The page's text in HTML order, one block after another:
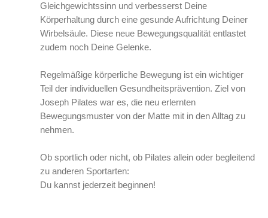
Gleichgewichtssinn und verbesserst Deine
Körperhaltung durch eine gesunde Aufrichtung Deiner
Wirbelsäule. Diese neue Bewegungsqualität entlastet
zudem noch Deine Gelenke.
Regelmäßige körperliche Bewegung ist ein wichtiger
Teil der individuellen Gesundheitsprävention. Ziel von
Joseph Pilates war es, die neu erlernten
Bewegungsmuster von der Matte mit in den Alltag zu
nehmen.
Ob sportlich oder nicht, ob Pilates allein oder begleitend
zu anderen Sportarten:
Du kannst jederzeit beginnen!